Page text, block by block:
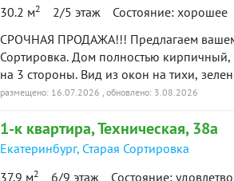
30.2 м2 2/5 этаж Состояние: хорошее
СРОЧНАЯ ПРОДАЖА!!! Предлагаем
Сортировка. Дом полностью кирпичный,
на 3 стороны. Вид из окон на тихи,
квартире сделан косметический
вешалкой. В комнате огромный шкаф-
техника остается новым владельцам.
близости Таганский ряд, магазины,
размещено: 16.07.2026 , обновлено: 3.08.2026
1-к квартира, Техническая, 38а
Екатеринбург, Старая Сортировка
37.9 м2 6/9 этаж Состояние: